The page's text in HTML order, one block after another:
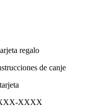
regalo
de canje
XXXX